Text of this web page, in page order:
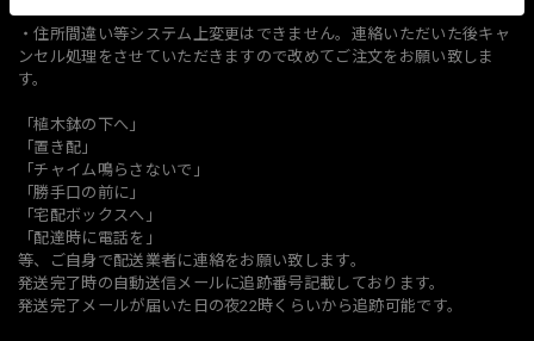
・住所間違い等システム上変更はできません。連絡いただいた後キャ
ンセル処理をさせていただきますので改めてご注文をお願い致しま
す。
「植木鉢の下へ」
「置き配」
「チャイム鳴らさないで」
「勝手口の前に」
「宅配ボックスへ」
「配達時に電話を」
等、ご自身で配送業者に連絡をお願い致します。
発送完了時の自動送信メールに追跡番号記載しております。
発送完了メールが届いた日の夜22時くらいから追跡可能です。